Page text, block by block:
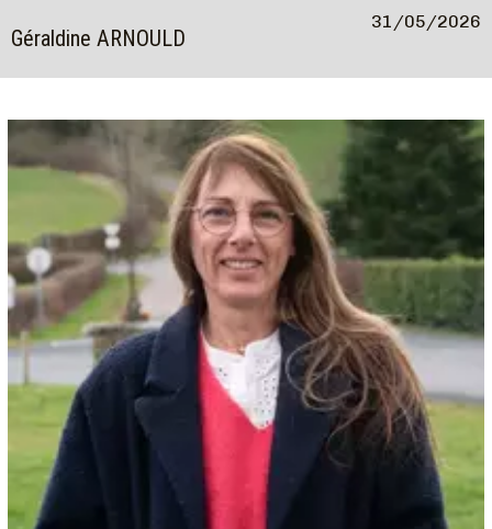
Géraldine ARNOULD
31/05/2026